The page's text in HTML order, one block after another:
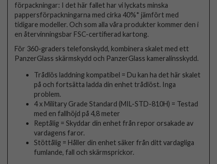
förpackningar: I det här fallet har vi lyckats minska
pappersförpackningarna med cirka 40%* jämfört med
tidigare modeller. Och som alla våra produkter kommer den i
en återvinningsbar FSC-certifierad kartong.
För 360-graders telefonskydd, kombinera skalet med ett
PanzerGlass skärmskydd och PanzerGlass kameralinsskydd.
Trådlös laddning kompatibel = Du kan ha det här skalet
på och fortsätta ladda din enhet trådlöst. Inga
problem.
4 x Military Grade Standard (MIL-STD-810H) = Testad
med en fallhöjd på 4,8 meter
Reptålig = Skyddar din enhet från repor orsakade av
vardagens faror.
Stöttålig = Håller din enhet säker från ditt vardagliga
fumlande, fall och skärmsprickor.